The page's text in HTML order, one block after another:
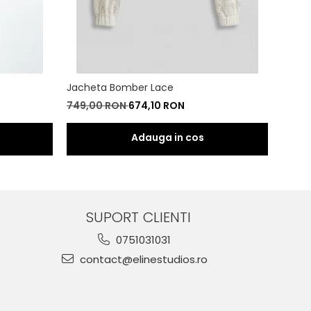
Jacheta Bomber Lace
749,00 RON674,10 RON
SUPORT CLIENTI
0751031031
contact@elinestudios.ro